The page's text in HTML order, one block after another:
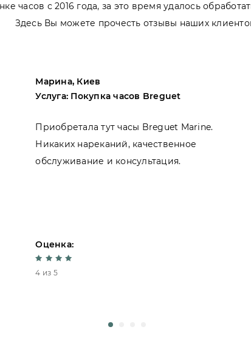
часов с 2016 года, за это время удалось
Здесь Вы можете прочесть отзывы наших
Марина, Киев
Услуга: Покупка часов Breguet
Приобретала тут часы Breguet Marine.
Никаких нареканий, качественное
обслуживание и консультация.
Оценка:
4 из 5